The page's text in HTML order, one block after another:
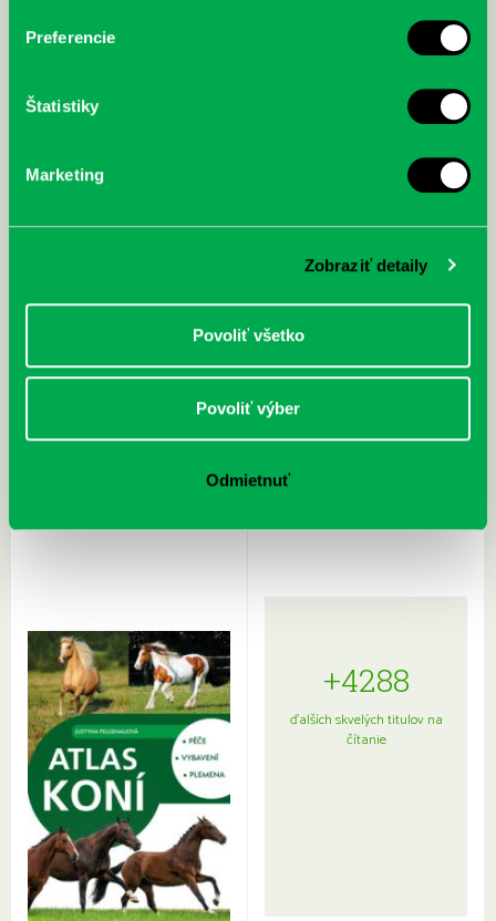
Preferencie
Štatistiky
Marketing
Zobraziť detaily
Povoliť všetko
Povoliť výber
Odmietnuť
cyklistu modernej doby:
nezastaviteľný
Sprievodca po hviezdnej oblohe
kompletný sprievodca
+4288
ďalších skvelých titulov na
čítanie